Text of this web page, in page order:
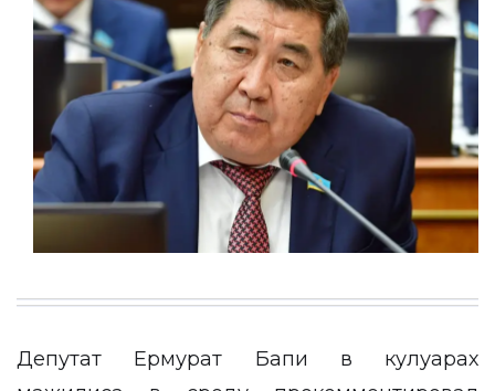
Депутат Ермурат Бапи в кулуарах